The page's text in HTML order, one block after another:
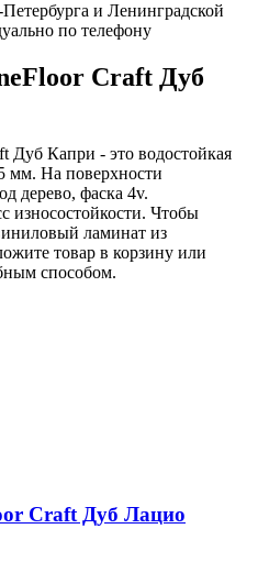
и Ленинградской
по телефону
Craft Дуб
Капри - это водостойкая
мм. На поверхности
дерево, фаска 4v.
износостойкости. Чтобы
ламинат из
товар в корзину или
способом.
Craft Дуб Лацио